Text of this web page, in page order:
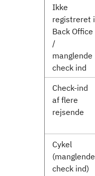
Ikke
registreret i
Back Office
/
manglende
check ind
Check-ind
af flere
rejsende
Cykel
(manglende
check ind)